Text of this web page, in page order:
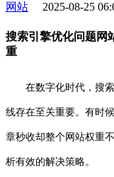
网站 2025-08-25
搜索引擎优化问题网
重
在数字化时代，搜
线存在至关重要。有时
章秒收却整个网站权重
析有效的解决策略。